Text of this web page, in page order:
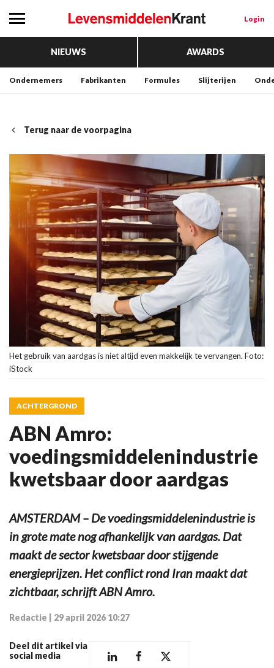
Login
NIEUWS AWARDS
Ondernemers Fabrikanten Formules Slijterijen
Terug naar de voorpagina
Het gebruik van aardgas is niet altijd even makkelijk te vervangen. Foto:
iStock
ACHTERGROND
ABN Amro:
voedingsmiddelenindustrie
kwetsbaar door aardgas
AMSTERDAM – De voedingsmiddelenindustrie is
in grote mate nog afhankelijk van aardgas. Dat
maakt de sector kwetsbaar door stijgende
energieprijzen. Het conflict rond Iran maakt dat
zichtbaar, schrijft ABN Amro.
Redactie 29 april 2026 10:27
Deel dit artikel via
social media